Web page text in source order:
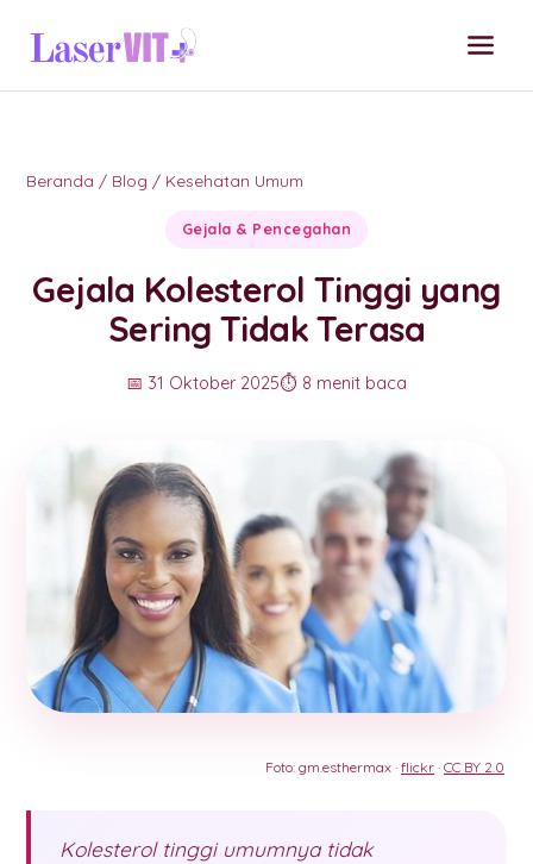
Beranda / Blog / Kesehatan Umum
Gejala & Pencegahan
Gejala Kolesterol Tinggi yang
Sering Tidak Terasa
📅 31 Oktober 2025⏱️ 8 menit baca
Foto: gm.esthermax · flickr · CC BY 2.0
Kolesterol tinggi umumnya tidak